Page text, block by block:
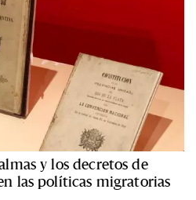
y los decretos de
las políticas migratorias